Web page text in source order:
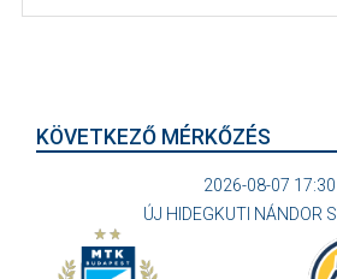
KÖVETKEZŐ MÉRKŐZÉS
2026-08-07 17:30
ÚJ HIDEGKUTI NÁNDOR